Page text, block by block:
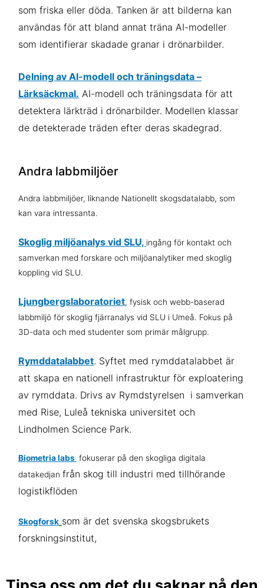
som friska eller döda. Tanken är att bilderna kan
användas för att bland annat träna AI-modeller
som identifierar skadade granar i drönarbilder.
Delning av AI-modell och träningsdata –
Lärksäckmal. AI-modell och träningsdata för att
detektera lärkträd i drönarbilder. Modellen klassar
de detekterade träden efter deras skadegrad.
Andra labbmiljöer
Andra labbmiljöer, liknande Nationellt skogsdatalabb, som
kan vara intressanta.
Skoglig miljöanalys vid SLU, ingång för kontakt och
samverkan med forskare och miljöanalytiker med skoglig
koppling vid SLU.
Ljungbergslaboratoriet, fysisk och webb-baserad
labbmiljö för skoglig fjärranalys vid SLU i Umeå. Fokus på
3D-data och med studenter som primär målgrupp.
Rymddatalabbet. Syftet med rymddatalabbet är
att skapa en nationell infrastruktur för exploatering
av rymddata. Drivs av Rymdstyrelsen i samverkan
med Rise, Luleå tekniska universitet och
Lindholmen Science Park.
Biometria labs fokuserar på den skogliga digitala
datakedjan från skog till industri med tillhörande
logistikflöden
Skogforsk som är det svenska skogsbrukets
forskningsinstitut,